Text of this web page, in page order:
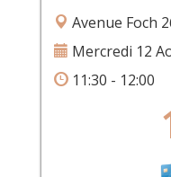
Avenue Foch
Mercredi 12
11:30 - 12:00